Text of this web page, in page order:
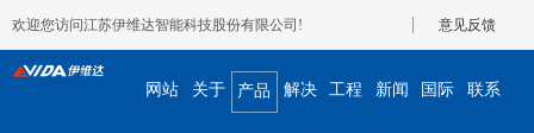
欢迎您访问江苏伊维达智能科技股份有限公司! 意见反馈
网站 关于 产品 解决 工程 新闻 国际 联系